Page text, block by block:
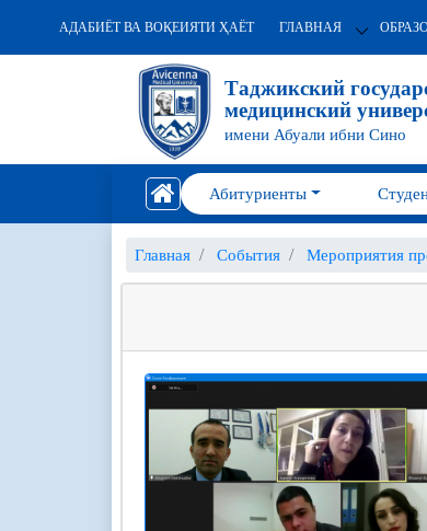
АДАБИЁТ ВА ВОҚЕИЯТИ ҲАЁТ ГЛАВНАЯ
Таджикский
медицинский
имени Абуали ибни Сино
Абитуриенты
Главная События Мероприятия